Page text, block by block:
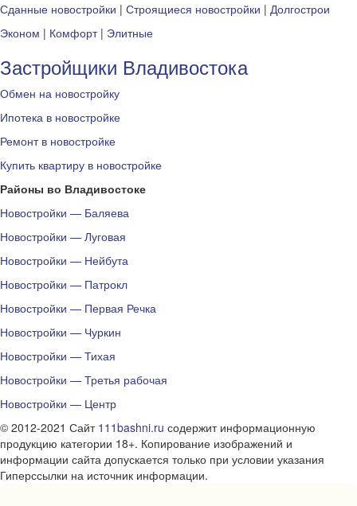
Сданные новостройки | Строящиеся новостройки | Долгострои
Эконом | Комфорт| Элитные
Застройщики Владивостока
Обмен на новостройку
Ипотека в новостройке
Ремонт в новостройке
Купить квартиру в новостройке
Районы во Владивостоке
Новостройки — Баляева
Новостройки — Луговая
Новостройки — Нейбута
Новостройки — Патрокл
Новостройки — Первая Речка
Новостройки — Чуркин
Новостройки — Тихая
Новостройки — Третья рабочая
Новостройки — Центр
© 2012-2021 Сайт 111bashni.ru содержит информационную
продукцию категории 18+. Копирование изображений и
информации сайта допускается только при условии указания
Гиперссылки на источник информации.